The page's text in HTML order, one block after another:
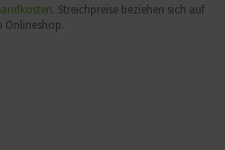
. Streichpreise beziehen sich auf
Onlineshop.